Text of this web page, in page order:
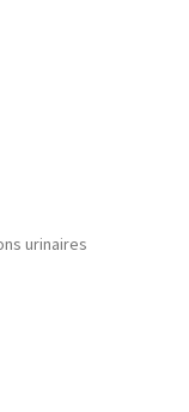
urinaires